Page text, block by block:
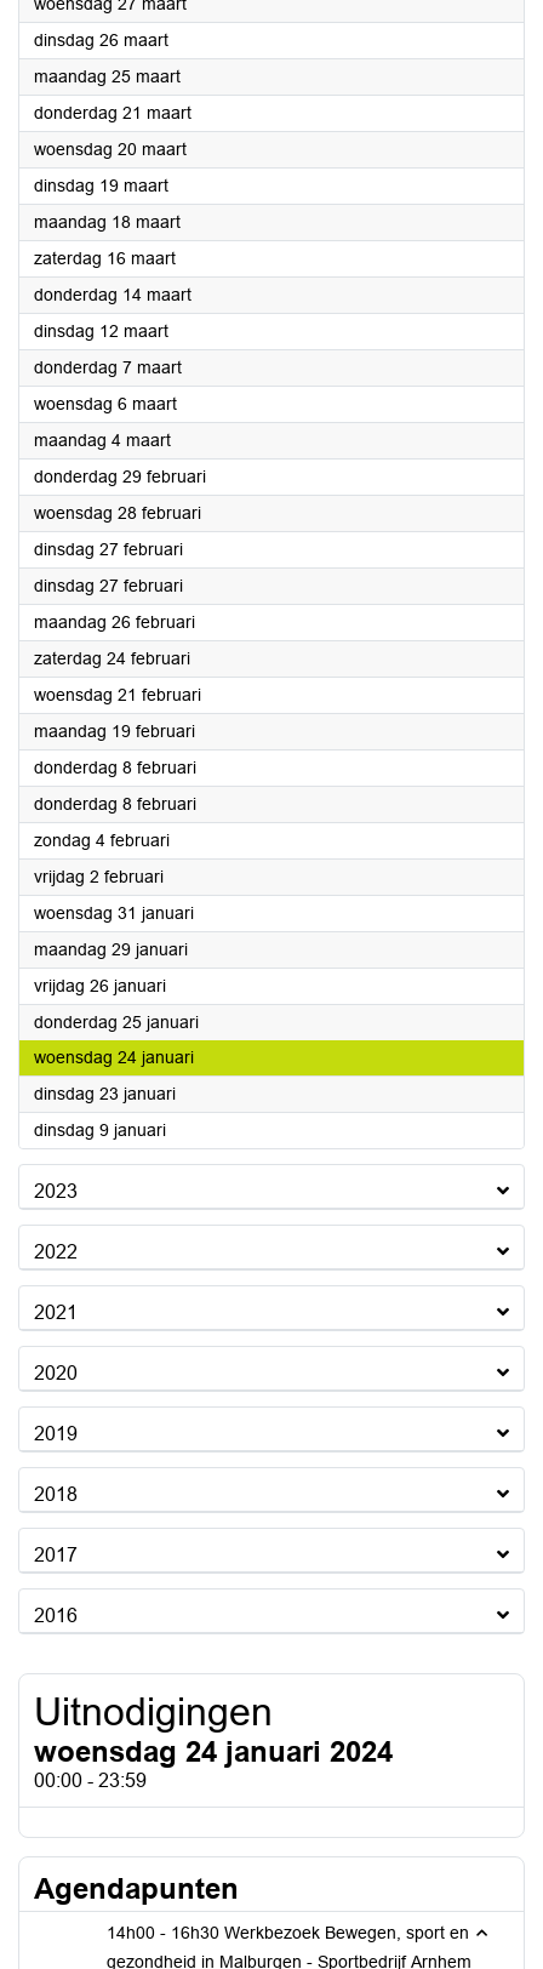
dinsdag 26 maart2024
maandag 25 maart2024
donderdag 21 maart2024
woensdag 20 maart2024
dinsdag 19 maart2024
maandag 18 maart2024
zaterdag 16 maart2024
donderdag 14 maart2024
dinsdag 12 maart2024
donderdag 7 maart2024
woensdag 6 maart2024
maandag 4 maart2024
donderdag 29 februari2024
woensdag 28 februari2024
dinsdag 27 februari2024
dinsdag 27 februari2024
maandag 26 februari2024
zaterdag 24 februari2024
woensdag 21 februari2024
maandag 19 februari2024
donderdag 8 februari2024
donderdag 8 februari2024
zondag 4 februari2024
vrijdag 2 februari2024
woensdag 31 januari2024
maandag 29 januari2024
vrijdag 26 januari2024
donderdag 25 januari2024
woensdag 24 januari2024
dinsdag 23 januari2024
dinsdag 9 januari2024
2023
2022
2021
2020
2019
2018
2017
2016
Uitnodigingen
woensdag 24 januari 2024
00:00 - 23:59
Agendapunten
14h00 - 16h30 Werkbezoek Bewegen, sport en
gezondheid in Malburgen - Sportbedrijf Arnhem